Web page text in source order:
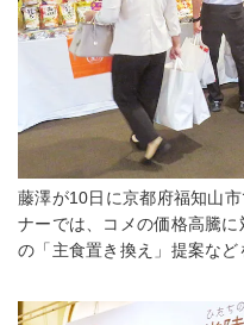
藤澤が10日に京都府福知山
ナーでは、コメの価格高騰
の「主食置き換え」提案など